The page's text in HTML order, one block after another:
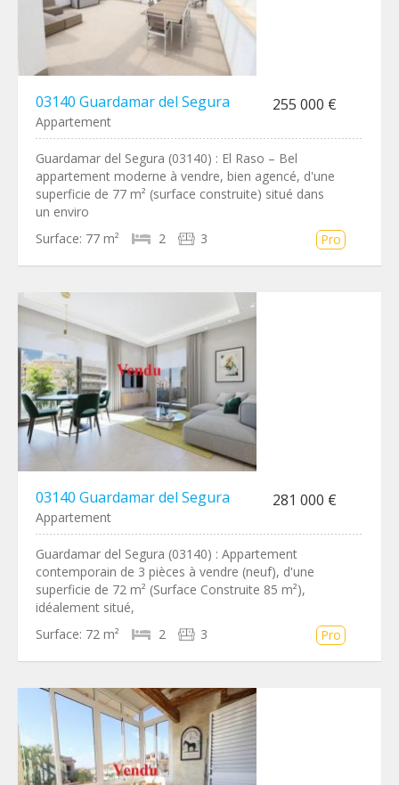
03140 Guardamar del Segura 255 000 €
Appartement
Guardamar del Segura (03140) : El Raso – Bel
appartement moderne à vendre, bien agencé, d'une
superficie de 77 m² (surface construite) situé dans
un enviro
Surface: 77 m² 2 3 Pro
03140 Guardamar del Segura 281 000 €
Appartement
Guardamar del Segura (03140) : Appartement
contemporain de 3 pièces à vendre (neuf), d'une
superficie de 72 m² (Surface Construite 85 m²),
idéalement situé,
Surface: 72 m² 2 3 Pro